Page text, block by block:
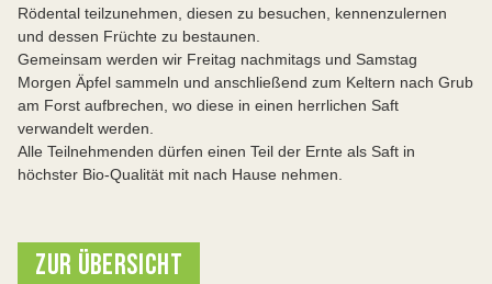
Rödental teilzunehmen, diesen zu besuchen, kennenzulernen
und dessen Früchte zu bestaunen.
Gemeinsam werden wir Freitag nachmitags und Samstag
Morgen Äpfel sammeln und anschließend zum Keltern nach Grub
am Forst aufbrechen, wo diese in einen herrlichen Saft
verwandelt werden.
Alle Teilnehmenden dürfen einen Teil der Ernte als Saft in
höchster Bio-Qualität mit nach Hause nehmen.
ZUR ÜBERSICHT